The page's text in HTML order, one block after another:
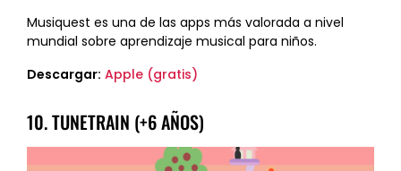
Musiquest es una de las apps más valorada a nivel
mundial sobre aprendizaje musical para niños.
Descargar: Apple (gratis)
10. TUNETRAIN (+6 AÑOS)